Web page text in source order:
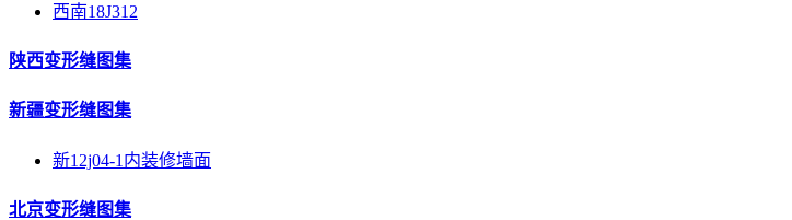
西南18J312
陕西变形缝图集
新疆变形缝图集
新12j04-1内装修墙面
北京变形缝图集